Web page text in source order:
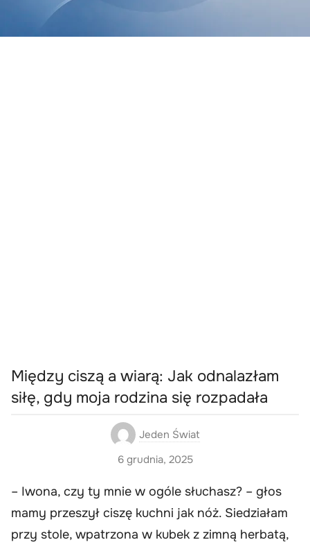
Między ciszą a wiarą: Jak odnalazłam
siłę, gdy moja rodzina się rozpadała
Jeden Świat
6 grudnia, 2025
– Iwona, czy ty mnie w ogóle słuchasz? – głos
mamy przeszył ciszę kuchni jak nóż. Siedziałam
przy stole, wpatrzona w kubek z zimną herbatą,